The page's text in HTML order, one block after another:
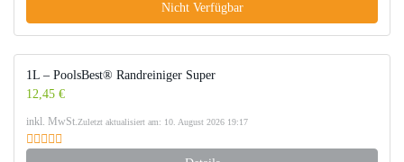
Nicht Verfügbar
1L – PoolsBest® Randreiniger Super
12,45 €
inkl. MwSt.Zuletzt aktualisiert am: 10. August 2026 19:17